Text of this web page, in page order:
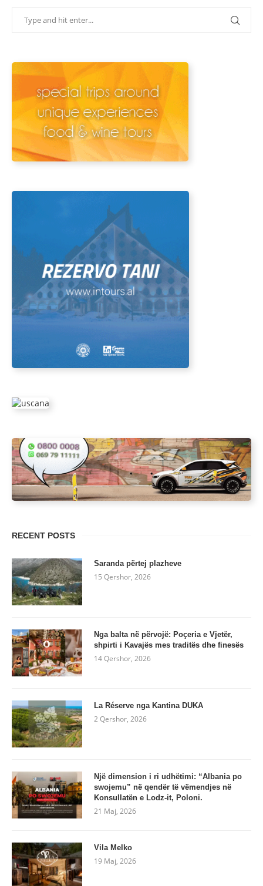
RECENT POSTS
Saranda përtej plazheve
15 Qershor, 2026
Nga balta në përvojë: Poçeria e Vjetër,
shpirti i Kavajës mes traditës dhe finesës
14 Qershor, 2026
La Réserve nga Kantina DUKA
2 Qershor, 2026
Një dimension i ri udhëtimi: “Albania po
swojemu” në qendër të vëmendjes në
Konsullatën e Lodz-it, Poloni.
21 Maj, 2026
Vila Melko
19 Maj, 2026